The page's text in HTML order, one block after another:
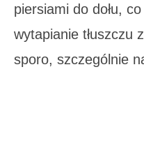
piersiami do dołu,
wytapianie tłuszczu
sporo, szczególnie